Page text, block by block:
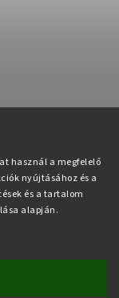
használ a megfelelő
nyújtásához és a
és a tartalom
alapján.